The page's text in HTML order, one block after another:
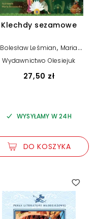
Klechdy sezamowe
Bolesław Leśmian, Maria
Brzozowska (ilustr.)
Wydawnictwo Olesiejuk
27,50 zł
WYSYŁAMY W 24H
DO KOSZYKA